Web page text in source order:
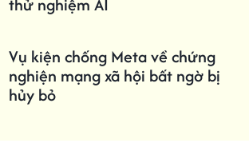
Vụ kiện chống Meta về chứng
nghiện mạng xã hội bất ngờ bị
hủy bỏ